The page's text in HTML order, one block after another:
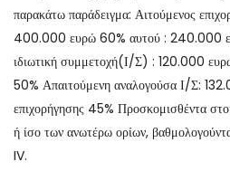
παρακάτω παράδειγμα: Αιτούμενος
400.000 ευρώ 60% αυτού : 240.000
ιδιωτική συμμετοχή(Ι/Σ) : 120.000
50% Απαιτούμενη αναλογούσα Ι/Σ:
επιχορήγησης 45% Προσκομισθέντα
ή ίσο των ανωτέρω ορίων,
IV.